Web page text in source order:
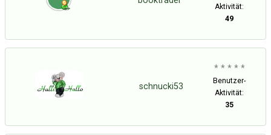
Aktivität:
49
schnucki53
* * * * *
Benutzer-
Aktivität:
35